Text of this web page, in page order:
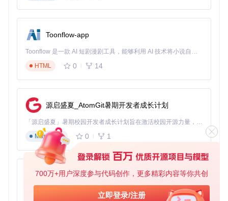
700万+用户深度参与代码创作，更多精彩内容等你共创
立即登录/注册
Toonflow-app
Toonflow 是一款 AI 短剧漫剧工具，能够利用 AI 技术将小说自动转化为剧本，并结合 AI 生成的图片和视频，实现高效的短剧创作。借助 Toonflow，可以轻松完成从文字到影像的全流程，让短剧制作变得更加智能与便捷。
HTML
0 14
源启盛夏_AtomGit暑期开发者成长计划
「源启盛夏」暑期校园开发者成长计划旨在激活校园开源力量，通过积分激励、认证扶持、资源倾斜等形式，引导高校组织和开发者完成「入驻 — 建项目 — 做贡献 — 获认证 — 得资源」的完整闭环。无论你是想带领社团入驻平台的组织者，还是希望用代码贡献证明自己的开发者，都能在这里找到属于你的成长路径。
Markdown
0 1
AionUi
免费、本地、开源的 24/7 全天候 Cowork 应用，以及适用于 Gemini CLI、Claude Code、Codex、OpenCode、Qwen Code、Goose CLI、Auggie 等的 OpenClaw | 🌟 喜欢就点star吧